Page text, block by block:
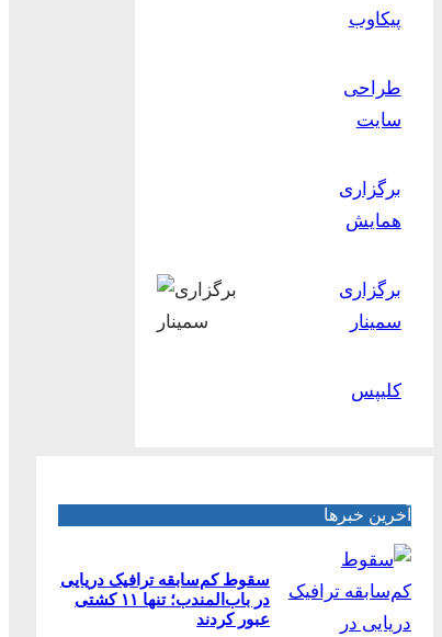
پیکاوب
طراحی
سایت
برگزاری
همایش
برگزاری
سمینار
کلیپس
آخرین خبرها
سقوط کم‌سابقه ترافیک دریایی
در باب‌المندب؛ تنها ۱۱ کشتی
عبور کردند